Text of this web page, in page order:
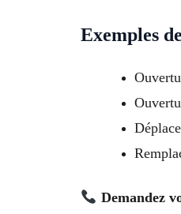
Exemples
Demandez